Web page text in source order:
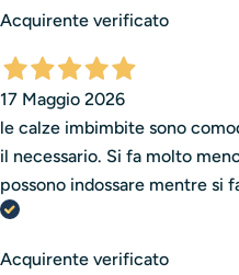
Acquirente verificato
17 Maggio 2026
le calze imbimbite sono
il necessario. Si fa molto
possono indossare mentre si
Acquirente verificato